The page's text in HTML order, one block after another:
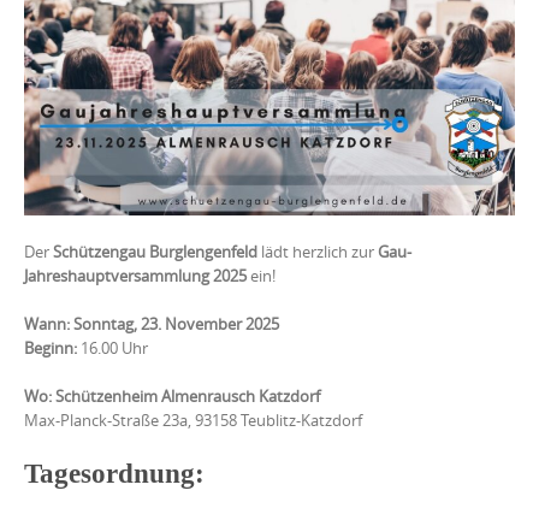
DerSchützengau Burglengenfeld lädt herzlich zur Gau-
Jahreshauptversammlung 2025ein!
Wann:Sonntag, 23. November 2025
Beginn: 16.00 Uhr
Wo:Schützenheim Almenrausch Katzdorf
Max-Planck-Straße 23a, 93158 Teublitz-Katzdorf
Tagesordnung: